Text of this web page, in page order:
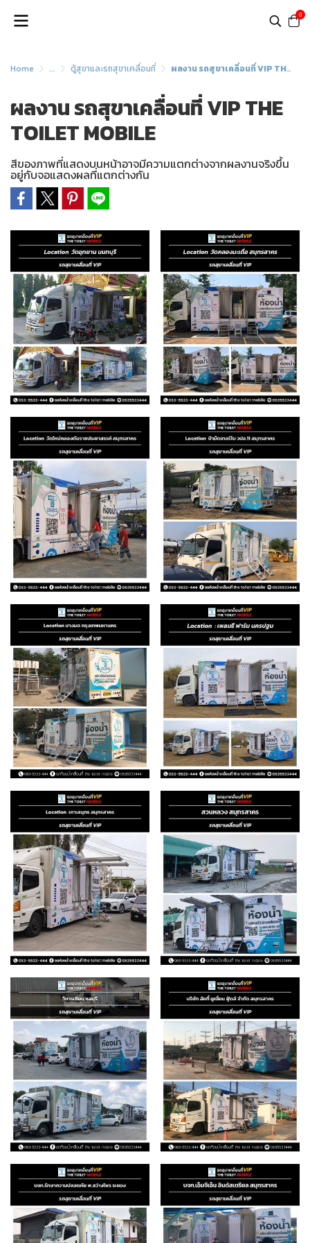
0
Home ... ตู้สุขาและรถสุขาเคลื่อนที่ ผลงาน รถสุขาเคลื่อนที่ VIP THE TOILET MOBILE
ผลงาน รถสุขาเคลื่อนที่ VIP THE
TOILET MOBILE
สีของภาพที่แสดงบนหน้าอาจมีความแตกต่างจากผลงานจริงขึ้น
อยู่กับจอแสดงผลที่แตกต่างกัน